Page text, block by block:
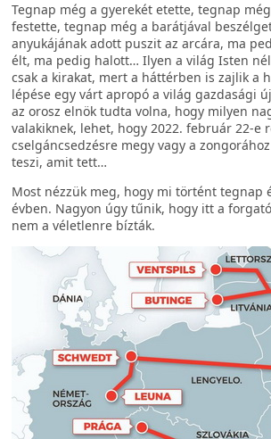
Tegnap még a gyerekét etette, tegnap
festette, tegnap még a barátjával
anyukájának adott puszit az arcára, ma
élt, ma pedig halott… Ilyen a világ Isten
csak a kirakat, mert a háttérben is zajlik a
lépése egy várt apropó a világ gazdasági
az orosz elnök tudta volna, hogy milyen
valakiknek, lehet, hogy 2022. február 22-e
cselgáncsedzésre megy vagy a
teszi, amit tett…
Most nézzük meg, hogy mi történt tegnap
évben. Nagyon úgy tűnik, hogy itt a
nem a véletlenre bízták.